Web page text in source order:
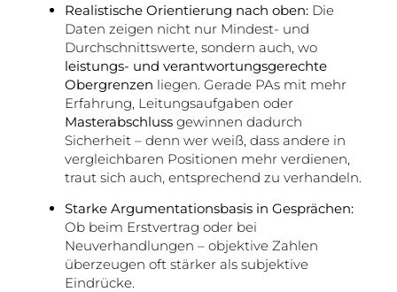
Realistische Orientierung nach oben: Die
Daten zeigen nicht nur Mindest- und
Durchschnittswerte, sondern auch, wo
leistungs- und verantwortungsgerechte
Obergrenzen liegen. Gerade PAs mit mehr
Erfahrung, Leitungsaufgaben oder
Masterabschluss gewinnen dadurch
Sicherheit – denn wer weiß, dass andere in
vergleichbaren Positionen mehr verdienen,
traut sich auch, entsprechend zu verhandeln.
Starke Argumentationsbasis in Gesprächen:
Ob beim Erstvertrag oder bei
Neuverhandlungen – objektive Zahlen
überzeugen oft stärker als subjektive
Eindrücke.